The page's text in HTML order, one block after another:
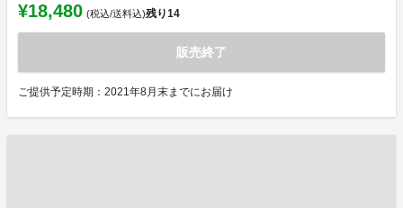
¥18,480 (税込/送料込)残り14
販売終了
ご提供予定時期：2021年8月末までにお届け